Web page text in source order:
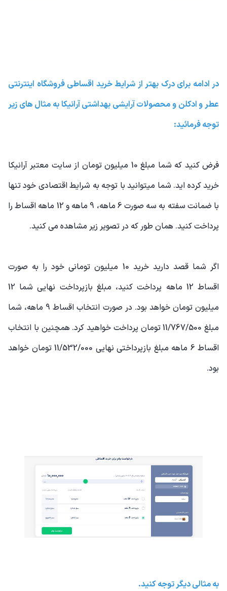
در ادامه برای درک بهتر از شرایط خرید اقساطی فروشگاه اینترنتی
عطر و ادکلن و محصولات آرایشی بهداشتی آرانیکا به مثال های زیر
توجه فرمائید:
فرض کنید که شما مبلغ 10 میلیون تومان از سایت معتبر آرانیکا
خرید کرده اید. شما میتوانید با توجه به شرایط اقتصادی خود تنها
با ضمانت سفته به سه صورت 6 ماهه، 9 ماهه و 12 ماهه اقساط را
پرداخت کنید. همان طور که در تصویر زیر مشاهده می کنید.
اگر شما قصد دارید خرید 10 میلیون تومانی خود را به صورت
اقساط 12 ماهه پرداخت کنید، مبلغ بازپرداخت نهایی شما 12
میلیون تومان خواهد بود. در صورت انتخاب اقساط 9 ماهه، شما
مبلغ 11/767/500 تومان پرداخت خواهید کرد. همچنین با انتخاب
اقساط 6 ماهه مبلغ بازپرداختی نهایی 11/532/000 تومان خواهد
بود.
به مثالی دیگر توجه کنید.